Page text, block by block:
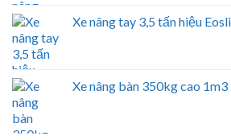
Xe nâng tay 3,5 tấn hiệu
Xe nâng bàn 350kg cao 1m3